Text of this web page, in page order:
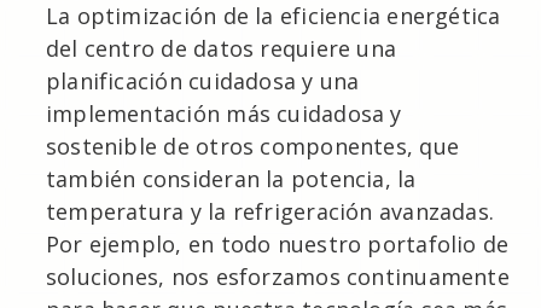
La optimización de la eficiencia energética
del centro de datos requiere una
planificación cuidadosa y una
implementación más cuidadosa y
sostenible de otros componentes, que
también consideran la potencia, la
temperatura y la refrigeración avanzadas.
Por ejemplo, en todo nuestro portafolio de
soluciones, nos esforzamos continuamente